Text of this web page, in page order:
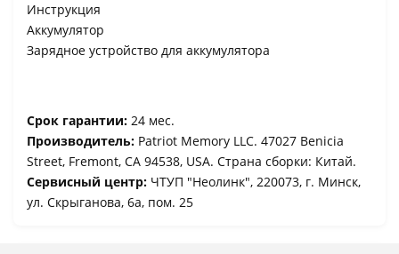
Инструкция
Аккумулятор
Зарядное устройство для аккумулятора
Срок гарантии: 24 мес.
Производитель: Patriot Memory LLC. 47027 Benicia
Street, Fremont, CA 94538, USA. Страна сборки: Китай.
Сервисный центр: ЧТУП "Неолинк", 220073, г. Минск,
ул. Скрыганова, 6а, пом. 25